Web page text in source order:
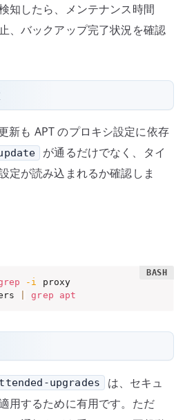
知したら、メンテナンス時間
、バックアップ完了状況を確認
新も APT のプロキシ設定に依存
が通るだけでなく、タイ
定が読み込まれるか確認しま
-i proxy
grep apt
upgrades
は、セキュ
用するために有用です。ただ